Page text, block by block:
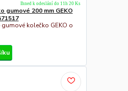
200 mm GEKO
kolečko GEKO o
Ihned k odeslání do 11h 20 Ks